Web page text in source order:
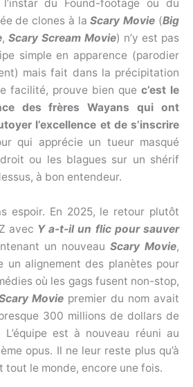
du Found-footage ou du
de clones à laScary Movie (Big
, Scary Scream Movie) n’y est pas
simple en apparence (parodier
mais fait dans la précipitation
facilité, prouve bien que c’est le
des frères Wayans qui ont
l’excellence et de s’inscrire
qui apprécie un tueur masqué
ou les blagues sur un shérif
à bon entendeur.
espoir. En 2025, le retour plutôt
avec Y a-t-il un flic pour sauver
un nouveau Scary Movie,
un alignement des planètes pour
où les gags fusent non-stop,
Movie premier du nom avait
300 millions de dollars de
est à nouveau réuni au
opus. Il ne leur reste plus qu’à
le monde, encore une fois.